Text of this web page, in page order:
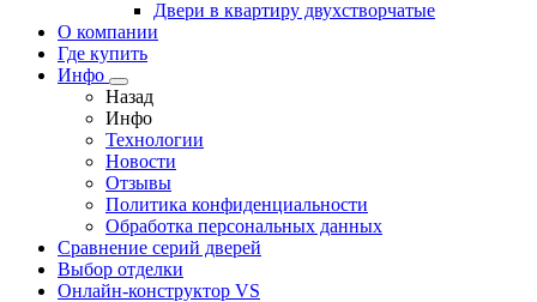
Двери в квартиру двухстворчатые
О компании
Где купить
Инфо
Назад
Инфо
Технологии
Новости
Отзывы
Политика конфиденциальности
Обработка персональных данных
Сравнение серий дверей
Выбор отделки
Онлайн-конструктор VS